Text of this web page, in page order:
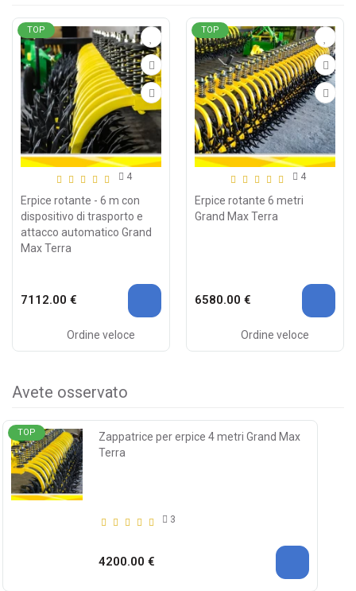
TOP
4
Erpice rotante - 6 m con
dispositivo di trasporto e
attacco automatico Grand
Max Terra
7112.00 €
Ordine veloce
TOP
4
Erpice rotante 6 metri
Grand Max Terra
6580.00 €
Ordine veloce
Avete osservato
TOP
Zappatrice per erpice 4 metri Grand Max
Terra
3
4200.00 €